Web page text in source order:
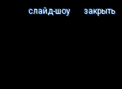
закрыть
cлайд-шоу